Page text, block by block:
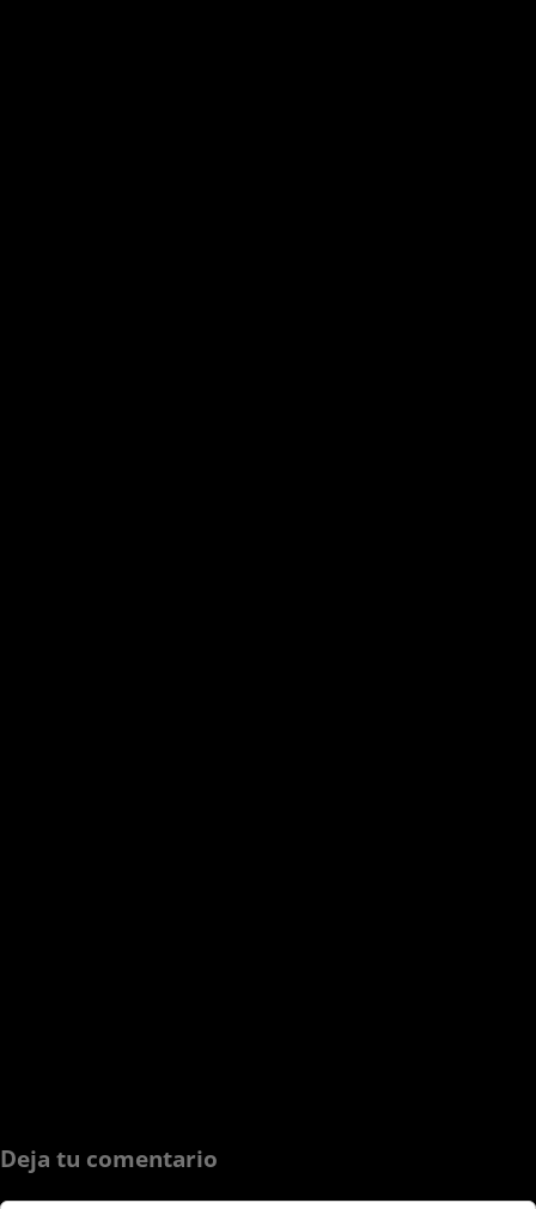
Deja tu comentario